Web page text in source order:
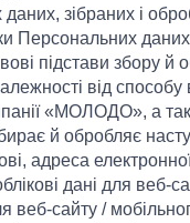
даних, зібраних і
Персональних даних
підстави
від
«МОЛОДО», а
й обробляє
адреса
дані для веб-
веб-сайту /